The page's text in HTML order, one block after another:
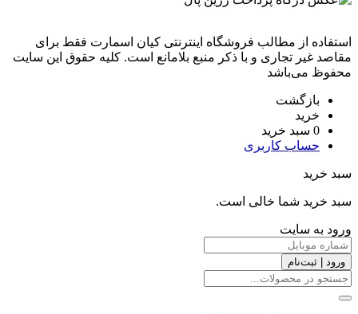
استفاده از مطالب فروشگاه اینترنتی کیان اسمارت فقط برای
مقاصد غیر تجاری و با ذکر منبع بلامانع است. کليه حقوق اين سايت
محفوظ می‌باشد
بازگشت
خرید
0 سبد خرید
حساب کاربری
سبد خرید
سبد خرید شما خالی است.
ورود به سایت
ورود | ثبت‌نام